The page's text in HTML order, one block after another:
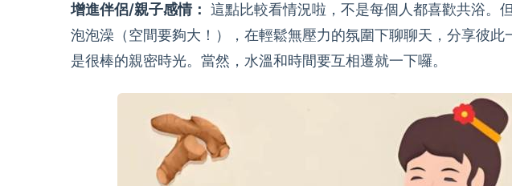
增進伴侶/親子感情： 這點比較看情況啦，不是每個人都喜歡共浴。
泡泡澡（空間要夠大！），在輕鬆無壓力的氛圍下聊聊天，分享彼
是很棒的親密時光。當然，水溫和時間要互相遷就一下囉。